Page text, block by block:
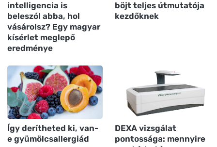
intelligencia is
beleszól abba, hol
vásárolsz? Egy magyar
kísérlet meglepő
eredménye
böjt teljes útmutatója
kezdőknek
Így derítheted ki, van-
e gyümölcsallergiád
DEXA vizsgálat
pontossága: mennyire